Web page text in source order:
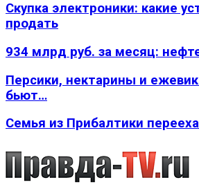
Скупка электроники: какие
продать
934 млрд руб. за месяц:
Персики, нектарины и
бьют…
Семья из Прибалтики